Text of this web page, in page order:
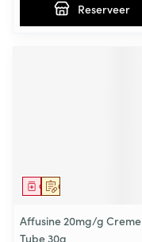
Reserveer
Op voorschrift
Geneesmiddel
Affusine 20mg/g Creme
Tube 30g